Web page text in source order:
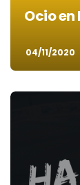
Ocio
04/11/2020